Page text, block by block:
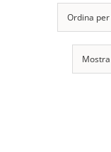
Ordina per
Mostra